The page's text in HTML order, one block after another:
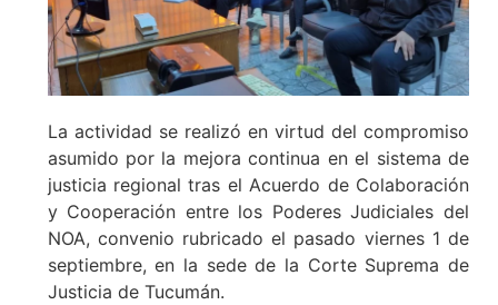
La actividad se realizó en virtud del compromiso
asumido por la mejora continua en el sistema de
justicia regional tras el Acuerdo de Colaboración
y Cooperación entre los Poderes Judiciales del
NOA, convenio rubricado el pasado viernes 1 de
septiembre, en la sede de la Corte Suprema de
Justicia de Tucumán.